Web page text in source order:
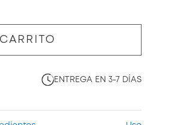
ENTREGA EN 3-7 DÍAS